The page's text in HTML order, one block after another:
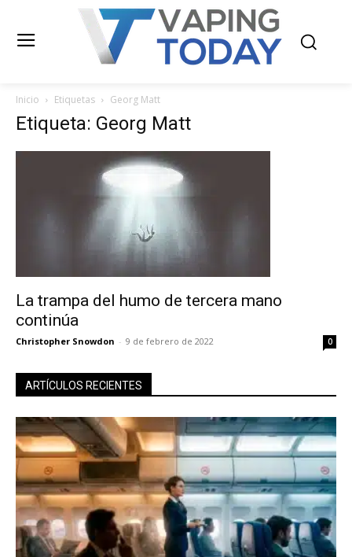
Inicio Etiquetas Georg Matt
Etiqueta: Georg Matt
La trampa del humo de tercera mano
continúa
Christopher Snowdon - 9 de febrero de 2022 0
ARTÍCULOS RECIENTES